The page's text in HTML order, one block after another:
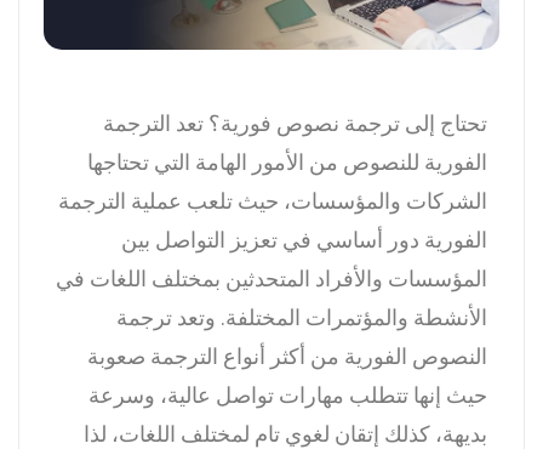
تحتاج إلى ترجمة نصوص فورية؟ تعد الترجمة
الفورية للنصوص من الأمور الهامة التي تحتاجها
الشركات والمؤسسات، حيث تلعب عملية الترجمة
الفورية دور أساسي في تعزيز التواصل بين
المؤسسات والأفراد المتحدثين بمختلف اللغات في
الأنشطة والمؤتمرات المختلفة. وتعد ترجمة
النصوص الفورية من أكثر أنواع الترجمة صعوبة
حيث إنها تتطلب مهارات تواصل عالية، وسرعة
بديهة، كذلك إتقان لغوي تام لمختلف اللغات، لذا